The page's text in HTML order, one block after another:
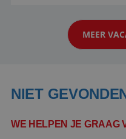
klanten te overtuigen
boeken! ...
MEER
NIET
WE HELPEN JE GRAAG